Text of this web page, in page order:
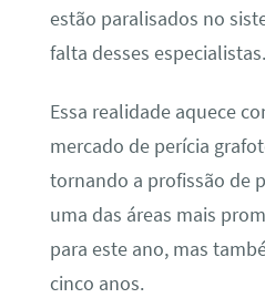
estão paralisados no
falta desses especialistas.
Essa realidade aquece
mercado de perícia
tornando a profissão de
uma das áreas mais
para este ano, mas
cinco anos.